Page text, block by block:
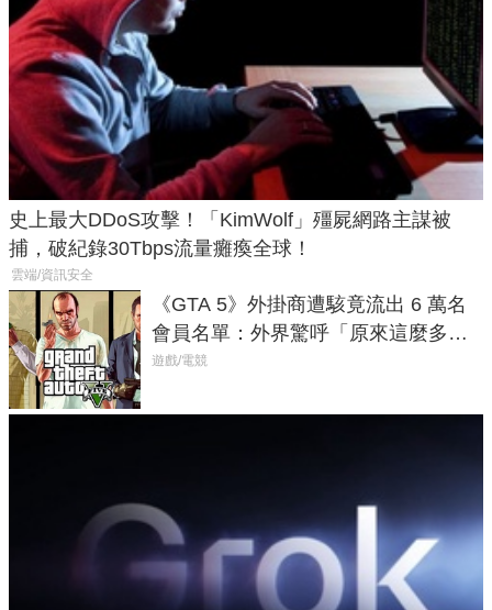
史上最大DDoS攻擊！「KimWolf」殭屍網路主謀被
捕，破紀錄30Tbps流量癱瘓全球！
雲端/資訊安全
《GTA 5》外掛商遭駭竟流出 6 萬名
會員名單：外界驚呼「原來這麼多人
在開掛！」
遊戲/電競